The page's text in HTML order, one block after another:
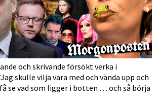
och skrivande försökt verka i
skulle vilja vara med och vända upp och
se vad som ligger i botten … och så börja